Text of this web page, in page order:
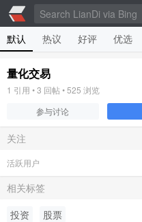
默认
热议 好评 优选
量化交易
1 引用 •3 回帖 •525 浏览
参与讨论
关注
活跃用户
相关标签
投资
股票